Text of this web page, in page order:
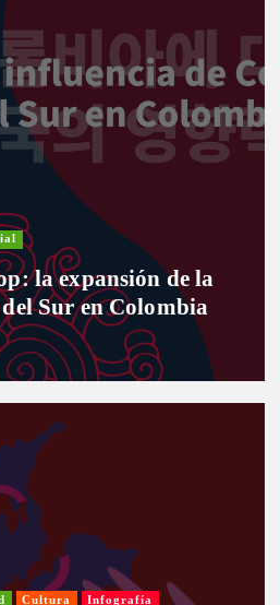
la expansión de la
Sur en Colombia
Cultura Infografía